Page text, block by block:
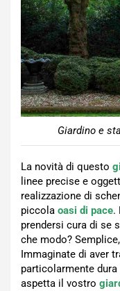
Giardino e
La novità di questo
linee precise e
realizzazione di
piccola oasi di pace.
prendersi cura di se
che modo?
Immaginate di aver
particolarmente
aspetta il vostro